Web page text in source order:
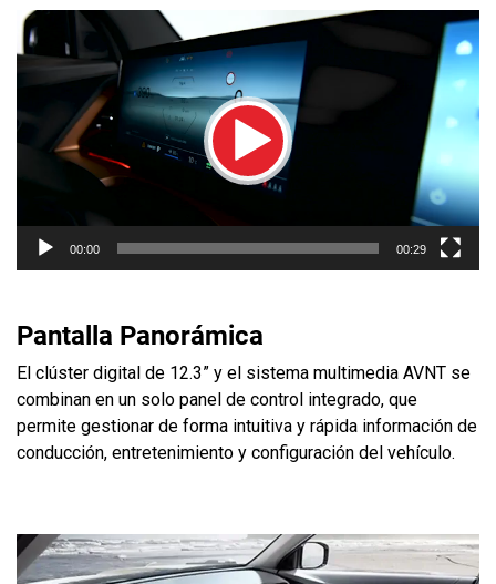
Reproductor
de
vídeo
Play
Play
Seek
Current
time
00:29
Toggle
00:00 00:29
Pantalla Panorámica
El clúster digital de 12.3” y el sistema multimedia AVNT se
combinan en un solo panel de control integrado, que
permite gestionar de forma intuitiva y rápida información de
conducción, entretenimiento y configuración del vehículo.